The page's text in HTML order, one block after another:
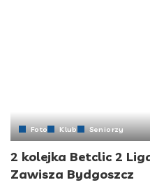
Foto Klub Seniorzy
2 kolejka Betclic 2
Zawisza Bydgoszcz